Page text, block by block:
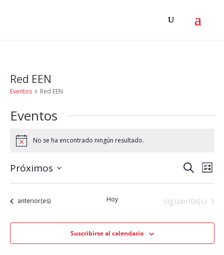
Red EEN
Eventos Red EEN
Eventos
Aviso No se ha encontrado ningún resultado.
de
vistas
de
Buscar
de
de
Lista
Próximos
fecha.
Eventos
anterior(es) Hoy Eventos
siguiente(s)
Suscribirse al calendario